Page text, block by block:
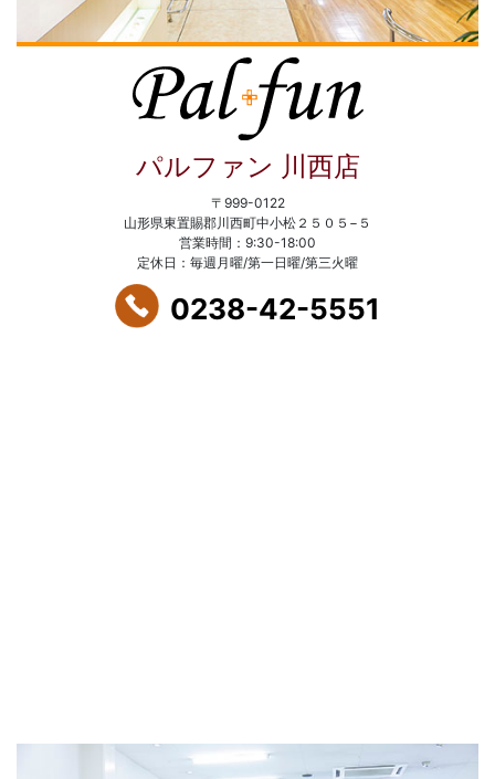
パルファン 川西店
〒999-0122
山形県東置賜郡川西町中小松２５０５−５
営業時間：9:30-18:00
定休日：毎週月曜/第一日曜/第三火曜
0238-42-5551